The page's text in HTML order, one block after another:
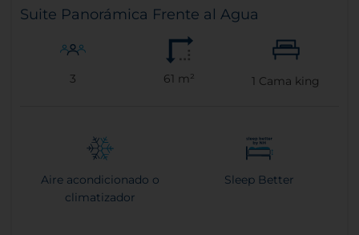
Suite Panorámica Frente al Agua
3 61 m² 1 Cama king
Aire acondicionado o
climatizador
Sleep Better